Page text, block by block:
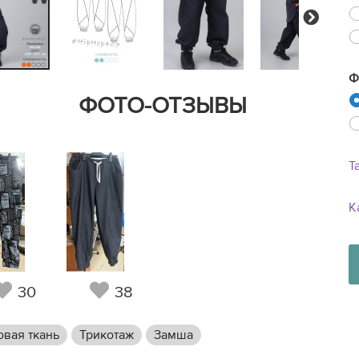
Next
ФОТО-ОТЗЫВЫ
30 38
ткань Трикотаж Замша